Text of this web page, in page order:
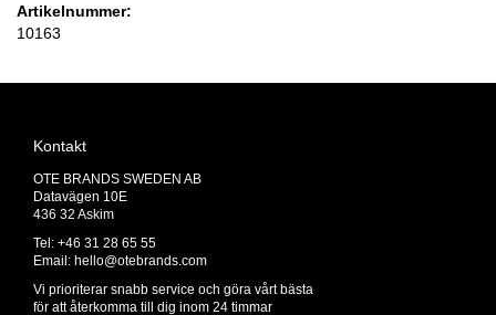
Artikelnummer:
10163
Kontakt
OTE BRANDS SWEDEN AB
Datavägen 10E
436 32 Askim
Tel: +46 31 28 65 55
Email: hello@otebrands.com
Vi prioriterar snabb service och göra vårt bästa
för att återkomma till dig inom 24 timmar